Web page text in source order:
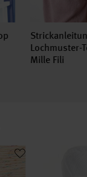
Lochmuster-
Mille Fili